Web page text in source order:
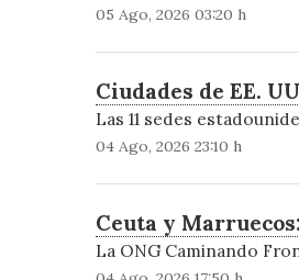
05 Ago, 2026 03:20 h
Ciudades de EE.
Las 11 sedes
04 Ago, 2026 23:10 h
Ceuta y
La ONG Caminando